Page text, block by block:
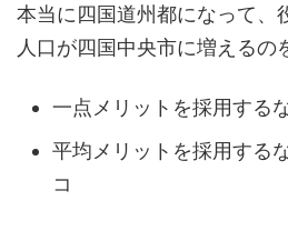
本当に四国道州都になって、
人口が四国中央市に増えるの
一点メリットを採用する
平均メリットを採用する
コ